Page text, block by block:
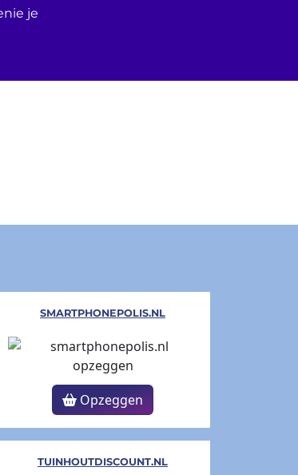
je
SMARTPHONEPOLIS.NL
Opzeggen
TUINHOUTDISCOUNT.NL